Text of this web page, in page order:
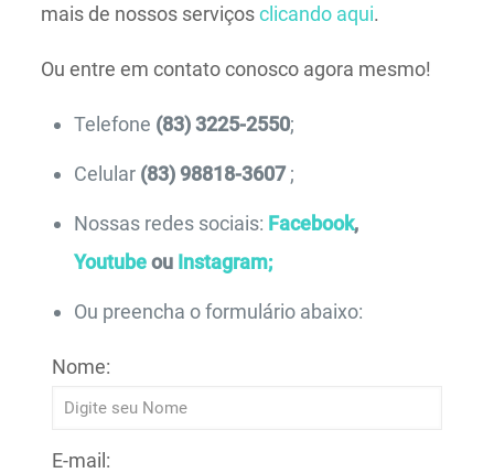
mais de nossos serviçosclicando aqui.
Ou entre em contato conosco agora mesmo!
Telefone (83) 3225-2550;
Celular (83) 98818-3607 ;
Nossas redes sociais: Facebook,
Youtubeou Instagram;
Ou preencha o formulário abaixo:
Nome:
E-mail: